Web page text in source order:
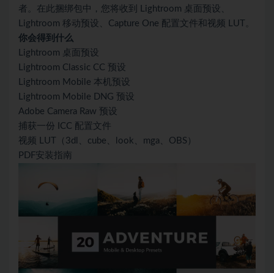
者。在此捆绑包中，您将收到 Lightroom 桌面预设、
Lightroom 移动预设、Capture One 配置文件和视频 LUT。
你会得到什么
Lightroom 桌面预设
Lightroom Classic CC 预设
Lightroom Mobile 本机预设
Lightroom Mobile DNG 预设
Adobe Camera Raw 预设
捕获一份 ICC 配置文件
视频 LUT（3dl、cube、look、mga、OBS）
PDF安装指南